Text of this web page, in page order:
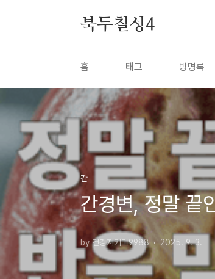
북두칠성4
홈 태그 방명록
간
간경변, 정말 끝
by 건강지키미9988 2025. 9. 3.